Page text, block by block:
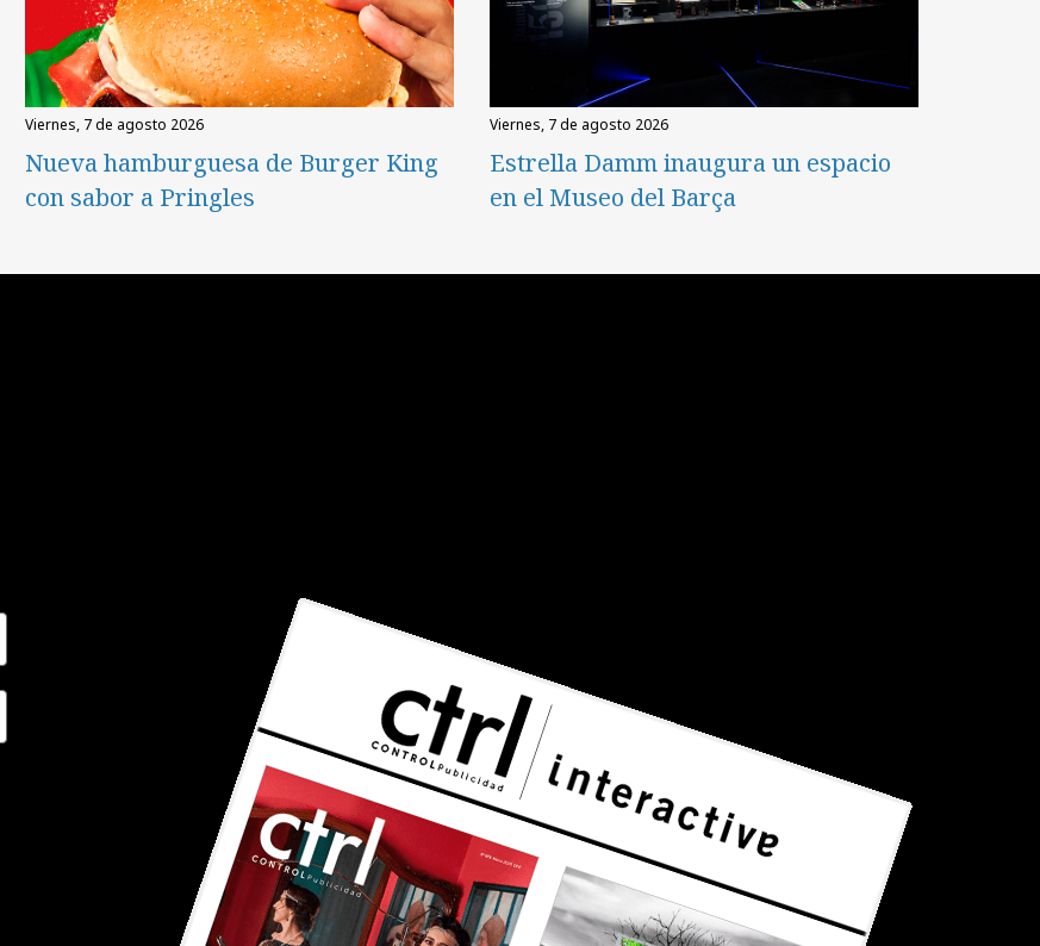
viernes, 7 de agosto 2026
Nueva hamburguesa de Burger King
con sabor a Pringles
viernes, 7 de agosto 2026
Estrella Damm inaugura un espacio
en el Museo del Barça